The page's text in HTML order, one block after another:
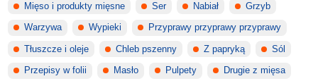
Mięso i produkty mięsne Ser Nabiał Grzyb
Warzywa Wypieki Przyprawy przyprawy przyprawy
Tłuszcze i oleje Chleb pszenny Z papryką Sól
Przepisy w folii Masło Pulpety Drugie z mięsa